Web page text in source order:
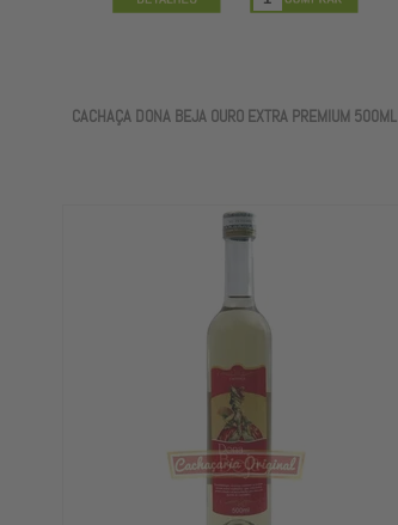
CACHAÇA DONA BEJA OURO EXTRA PREMIUM 500ML